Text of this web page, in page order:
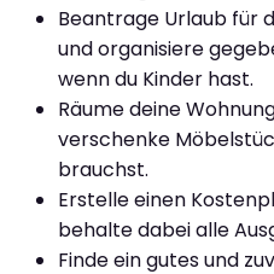
Beantrage Urlaub für
und organisiere
wenn du Kinder hast.
Räume deine
verschenke
brauchst.
Erstelle einen
behalte dabei alle
Finde ein gutes und